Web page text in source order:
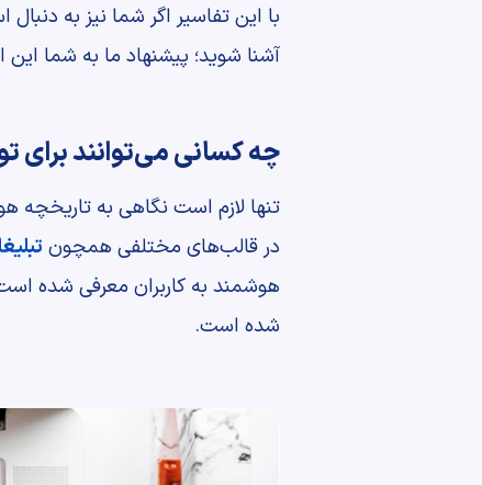
با این تفاسیر اگر شما نیز به
آشنا شوید؛ پیشنهاد ما به شما
چه کسانی می‌توانند برای
تنها لازم است نگاهی به
در قالب‌های مختلفی همچون
هوشمند به کاربران معرفی شده
شده است.